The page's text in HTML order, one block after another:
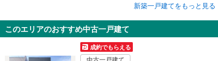
高浜市神明町6丁目
3,980万円
3LDK
新築一戸建てをもっと見る
このエリアのおすすめ中古一戸建て
成約でもらえる